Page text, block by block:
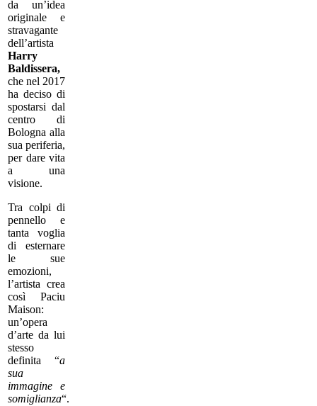
da un’idea
originale e
stravagante
dell’artista
Harry
Baldissera,
che nel 2017
ha deciso di
spostarsi dal
centro di
Bologna alla
sua periferia,
per dare vita
a una
visione.
Tra colpi di
pennello e
tanta voglia
di esternare
le sue
emozioni,
l’artista crea
così Paciu
Maison:
un’opera
d’arte da lui
stesso
definita “a
sua
immagine e
somiglianza“.